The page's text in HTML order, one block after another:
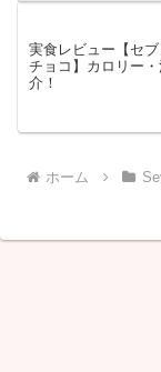
実食レビュー【セ
チョコ】カロリー
介！
ホーム